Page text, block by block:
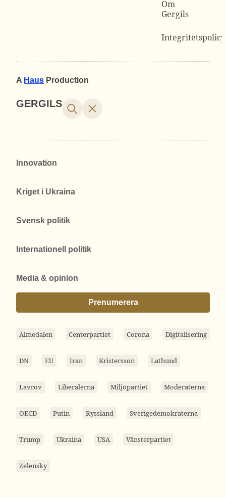
Om
Gergils
Integritetspolicy
A Haus Production
GERGILS
Innovation
Kriget i Ukraina
Svensk politik
Internationell politik
Media & opinion
Prenumerera
Almedalen Centerpartiet Corona Digitalisering
DN EU Iran Kristersson Lathund
Lavrov Liberalerna Miljöpartiet Moderaterna
OECD Putin Ryssland Sverigedemokraterna
Trump Ukraina USA Vänsterpartiet
Zelensky